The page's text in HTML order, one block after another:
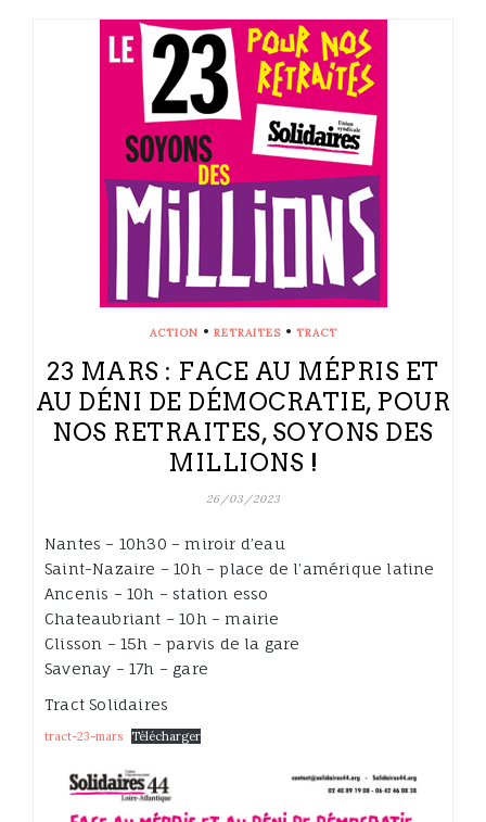
ACTION • RETRAITES• TRACT
23 MARS : FACE AU MÉPRIS ET
AU DÉNI DE DÉMOCRATIE, POUR
NOS RETRAITES, SOYONS DES
MILLIONS !
26/03/2023
Nantes – 10h30 – miroir d’eau
Saint-Nazaire – 10h – place de l’amérique latine
Ancenis – 10h – station esso
Chateaubriant – 10h – mairie
Clisson – 15h – parvis de la gare
Savenay – 17h – gare
Tract Solidaires
tract-23-mars Télécharger